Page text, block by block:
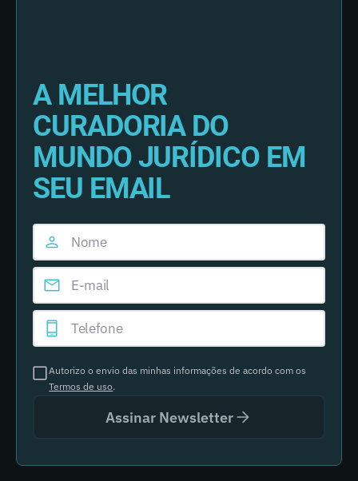
A MELHOR
CURADORIA DO
MUNDO JURÍDICO EM
SEU EMAIL
Autorizo o envio das minhas informações de acordo com os
Termos de uso.
Assinar Newsletter